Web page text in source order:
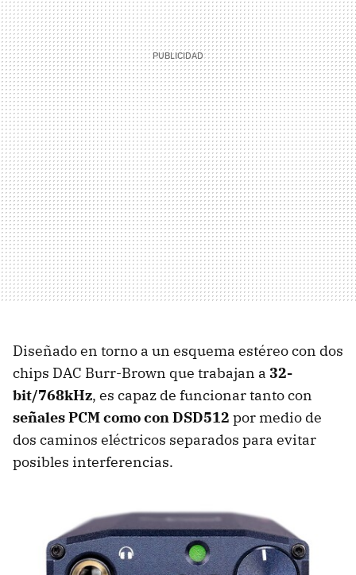
Diseñado en torno a un esquema estéreo con dos
chips DAC Burr-Brown que trabajan a 32-
bit/768kHz, es capaz de funcionar tanto con
señales PCM como con DSD512 por medio de
dos caminos eléctricos separados para evitar
posibles interferencias.